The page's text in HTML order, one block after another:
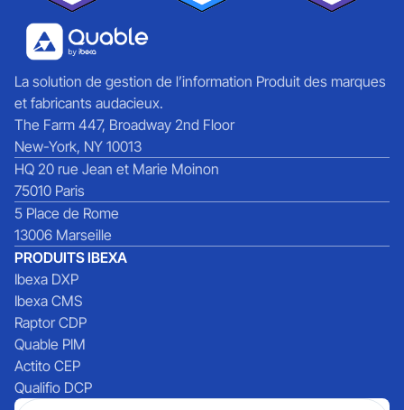
La solution de gestion de l’information Produit des marques
et fabricants audacieux.
The Farm 447, Broadway 2nd Floor
New-York, NY 10013
HQ 20 rue Jean et Marie Moinon
75010 Paris
5 Place de Rome
13006 Marseille
PRODUITS IBEXA
Ibexa DXP
Ibexa CMS
Raptor CDP
Quable PIM
Actito CEP
Qualifio DCP